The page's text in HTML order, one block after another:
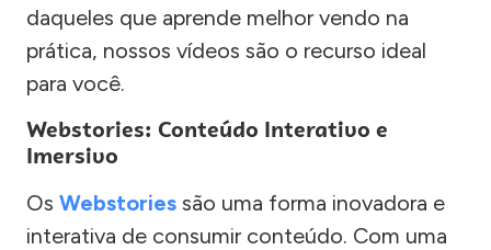
daqueles que aprende melhor vendo na
prática, nossos vídeos são o recurso ideal
para você.
Webstories: Conteúdo Interativo e
Imersivo
Os Webstories são uma forma inovadora e
interativa de consumir conteúdo. Com uma